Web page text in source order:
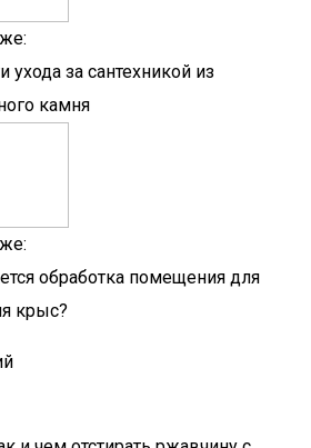
ухода за сантехникой из
камня
обработка помещения для
крыс?